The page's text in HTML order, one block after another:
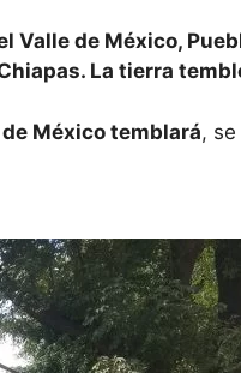
de México,
La tierra
México temblará,